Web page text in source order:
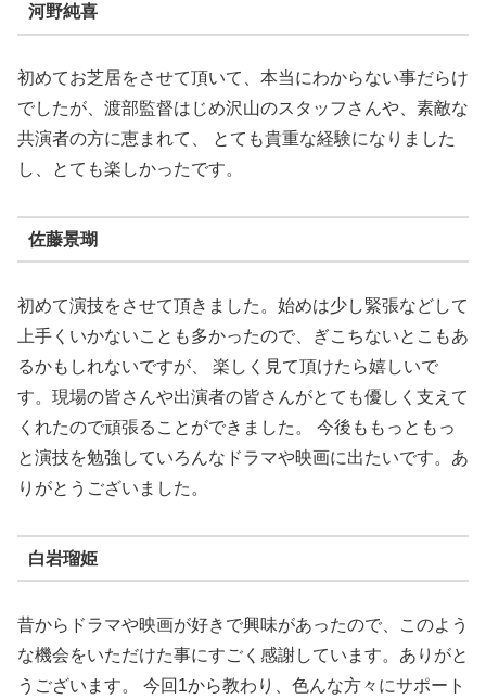
河野純喜
初めてお芝居をさせて頂いて、本当にわからない事だらけ
でしたが、渡部監督はじめ沢山のスタッフさんや、素敵な
共演者の方に恵まれて、 とても貴重な経験になりました
し、とても楽しかったです。
佐藤景瑚
初めて演技をさせて頂きました。始めは少し緊張などして
上手くいかないことも多かったので、ぎこちないとこもあ
るかもしれないですが、 楽しく見て頂けたら嬉しいで
す。現場の皆さんや出演者の皆さんがとても優しく支えて
くれたので頑張ることができました。 今後ももっともっ
と演技を勉強していろんなドラマや映画に出たいです。あ
りがとうございました。
白岩瑠姫
昔からドラマや映画が好きで興味があったので、このよう
な機会をいただけた事にすごく感謝しています。ありがと
うございます。 今回1から教わり、色んな方々にサポート